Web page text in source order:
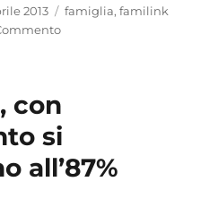
2013 Tag
famiglia,familink
con
si
all’87%